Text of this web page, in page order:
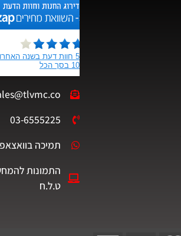
03-6555225
תמיכה בוואצאפ
התמונות
ט.ל.ח